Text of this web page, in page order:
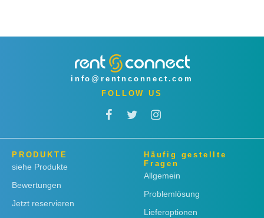
info@rentnconnect.com
FOLLOW US
PRODUKTE
siehe Produkte
Bewertungen
Jetzt reservieren
Häufig gestellte
Fragen
Allgemein
Problemlösung
Lieferoptionen